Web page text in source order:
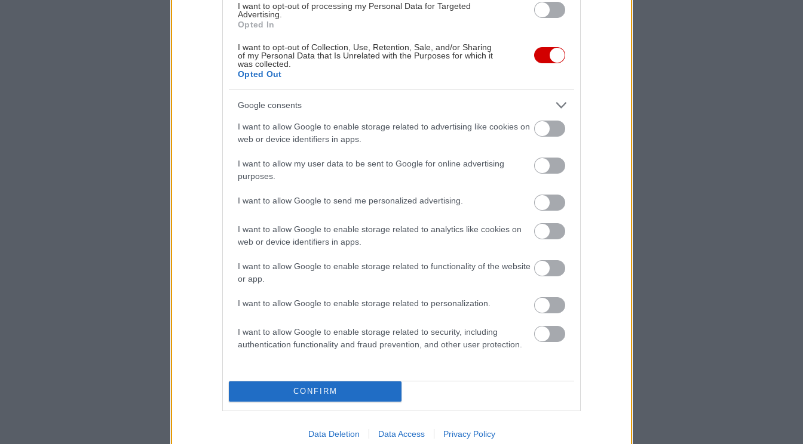
I want to opt-out of processing my Personal Data for Targeted
Advertising.
Opted In
I want to opt-out of Collection, Use, Retention, Sale, and/or Sharing
of my Personal Data that Is Unrelated with the Purposes for which it
was collected.
Opted Out
Google consents
I want to allow Google to enable storage related to advertising like cookies on
web or device identifiers in apps.
I want to allow my user data to be sent to Google for online advertising
purposes.
I want to allow Google to send me personalized advertising.
I want to allow Google to enable storage related to analytics like cookies on
web or device identifiers in apps.
I want to allow Google to enable storage related to functionality of the website
or app.
I want to allow Google to enable storage related to personalization.
I want to allow Google to enable storage related to security, including
authentication functionality and fraud prevention, and other user protection.
CONFIRM
Data Deletion Data Access Privacy Policy
Υ
πάρχουν προορισμοί που προσφέρουν όμορφες εικόνες και άλλοι
Γκραν Κανάρια ανήκει αναμφίβολα στη δεύτερη κατηγορία. Ένα νησί
ένας κόσμος γεμάτος αντιθέσεις, όπου η φύση, η ιστορία και ο πολιτισμός